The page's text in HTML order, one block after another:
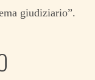
giudiziario”.